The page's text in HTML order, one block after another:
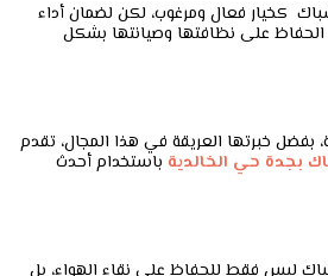
كخيار فعال ومرغوب، لكن لضمان أداء
الحفاظ على نظافتها وصيانتها بشكل
بفضل خبرتها العريقة في هذا المجال، تقدم
بجدة حي الخالدية باستخدام أحدث